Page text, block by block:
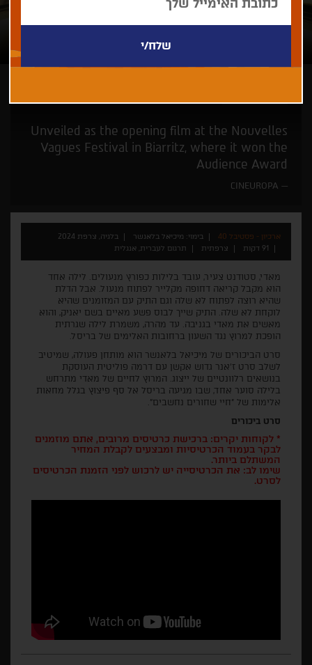
Unveiled as the opening film at the Nouvelles
Vagues Festival in Biarritz, where it won the
Audience Award
CINEUROPA
ארכיון - פסטיבל 40 בימוי: מיכיאל בלאנשר
בלגיה, צרפת 2024
91 דקות
צרפתית תרגום לעברית, אנגלית
מאדי, סטודנט צעיר, עובד בלילות כפורץ מנעולים. לילה אחד
הוא מקבל קריאה דחופה מקלייר לפתוח מנעול. אבל הדלת
שהיא רוצה לפתוח לא שלה וגם התיק עם המזומנים שהיא
לוקחת לא שלה. התיק שייך לבוס פשע מאיים בשם יאניק, והוא
מאשים את מאדי בגניבה. עד מהרה, משמרת לילה שגרתית
הופכת למרוץ נגד השעון ברחובות האלימים של בריסל.
סרט הביכורים של מיכיאל בלאנשר הוא מותחן פעולה, שמיטיב
לשלב סרט ז'אנר גדוש אקשן עם דרמה פוליטית העוסקת
בנושאים רלוונטיים של ייצוג. המרוץ לחיים של מאדי מתרחש
בלילה סוער אחד, שבו מגיעה בריסל אל סף פיצוץ בגלל מחאות
אלימות של "חיי שחורים נחשבים".
סרט ביכורים
* לקוחות יקרים: ברכישת כרטיסים מרובים, אתם מוזמנים
לבקר בעמוד הכרטיסיות ומבצעים לקבלת המחיר
המשתלם ביותר.
שימו לב: את הכרטיסייה יש לרכוש לפני הזמנת הכרטיסים
לסרט.